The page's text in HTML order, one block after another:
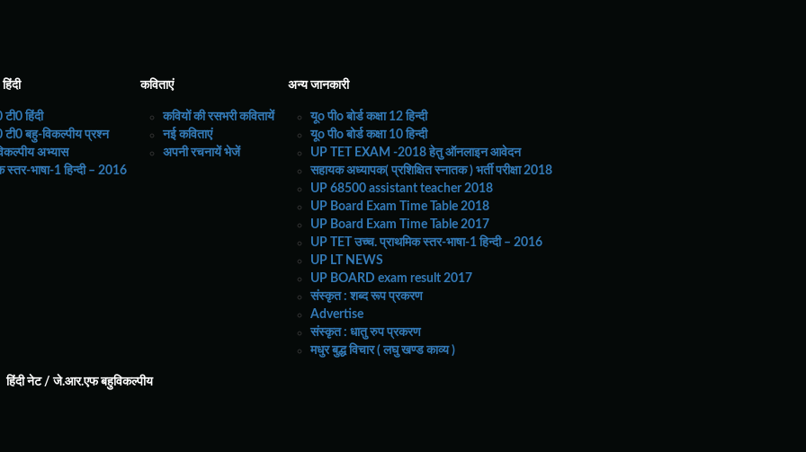
हिंदी
टी0 बहु-विकल्पीय प्रश्न
अभ्यास
स्तर-भाषा-1 हिन्दी – 2016
कविताएं
कवियों की रसभरी कवितायें
नई कविताएं
अपनी रचनायें भेजें
अन्य जानकारी
यूo पीo बोर्ड कक्षा 12 हिन्दी
यूo पीo बोर्ड कक्षा 10 हिन्दी
UP TET EXAM -2018 हेतु ऑनलाइन आवेदन
सहायक अध्यापक( प्रशिक्षित स्नातक ) भर्ती परीक्षा 2018
UP 68500 assistant teacher 2018
UP Board Exam Time Table 2018
UP Board Exam Time Table 2017
UP TET उच्च. प्राथमिक स्तर-भाषा-1 हिन्दी – 2016
UP LT NEWS
UP BOARD exam result 2017
संस्कृत : शब्द रूप प्रकरण
Advertise
संस्कृत : धातु रुप प्रकरण
मधुर बुद्ध विचार ( लघु खण्ड काव्य )
हिंदी नेट / जे.आर.एफ बहुविकल्पीय
संस्कृत साहित्य एवं भाषा की गणना विश्व की प्राचीन भाषा के रूप होती है | संस्कृत भाषा संयोगात्मक भाषा है | संस्कृत भाषा की एक खास विशेषता है कि
शब्दों का क्रम बदलने पर भी अर्थ में बदलाव नहीं होता है | वैदिक काल से लेकर आज तक संस्कृत भाषा में अनेक कवि एवं लेखक पैदा हुए , जिन्होने
संस्कृत भाषा एवं साहित्य के विशाल एवं अनुपम भण्डार को बढ़ाने में महत्त्वपूर्ण भूमिका निभाई | संस्कृत साहित्य में अनेक रचनाएँ हैं , यथा –वेद,
पुराण,उपनिषद,रामायण,महाभारत, अभिज्ञानशाकुंतलम् , मेघदूतम् , कादम्बरी ,नीतिशतकम् , उत्तररामचरितम् , शिशुपालवधम् आदि |
हम यहाँ संस्कृत साहित्य की वैदिक काल से लेकर आधुनिक काल तक की रचनाओं का संक्षिप्त रूप से उल्लेख करते हुए उनकी विशेषताओं पर भी प्रकाश
डालने का प्रयास करेंगे | हमारा उद्देश्य है कि पाठकगण संस्कृत साहित्य से परिचित हो सकें | हमें पूर्ण विश्वास है कि इस संकलन को पढ़ने के बाद संस्कृत
साहित्य की प्रमुख रचनाओं का ज्ञान प्राप्त हो सकेगा | जिसका उपयोग पाठकगण संस्कृत की विभिन्न परीक्षा हेतु एवं ज्ञान पिपाशा हेतु कर सकते है | आगे